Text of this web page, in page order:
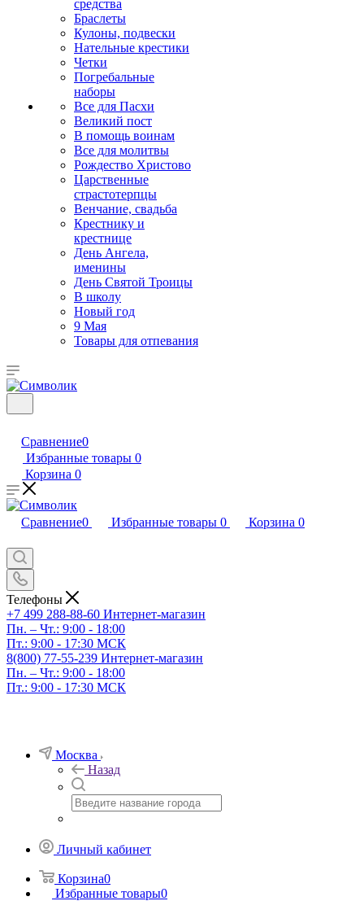
средства
Браслеты
Кулоны, подвески
Нательные крестики
Четки
Погребальные
наборы
Все для Пасхи
Великий пост
В помощь воинам
Все для молитвы
Рождество Христово
Царственные
страстотерпцы
Венчание, свадьба
Крестнику и
крестнице
День Ангела,
именины
День Святой Троицы
В школу
Новый год
9 Мая
Товары для отпевания
Сравнение0
Избранные товары 0
Корзина 0
Сравнение0 Избранные товары 0 Корзина 0
Телефоны
+7 499 288-88-60 Интернет-магазин
Пн. – Чт.: 9:00 - 18:00
Пт.: 9:00 - 17:30 МСК
8(800) 77-55-239 Интернет-магазин
Пн. – Чт.: 9:00 - 18:00
Пт.: 9:00 - 17:30 МСК
Москва
Назад
Личный кабинет
Корзина0
Избранные товары0